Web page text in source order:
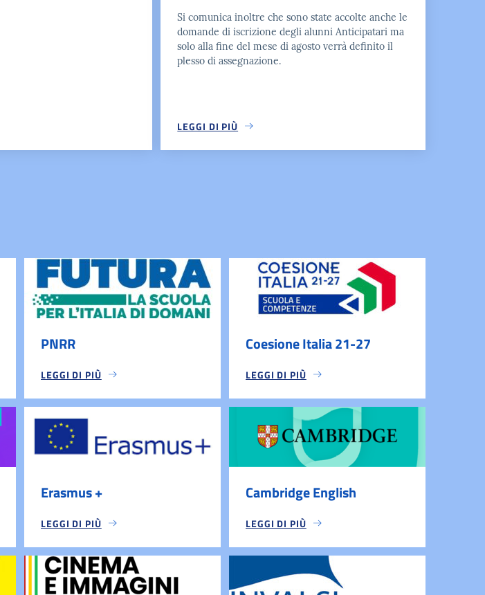
Si comunica inoltre che sono state accolte anche le
domande di iscrizione degli alunni Anticipatari ma
solo alla fine del mese di agosto verrà definito il
plesso di assegnazione.
LEGGI DI PIÙ
PNRR
LEGGI DI PIÙ
Coesione Italia 21-27
LEGGI DI PIÙ
Erasmus +
LEGGI DI PIÙ
Cambridge English
LEGGI DI PIÙ